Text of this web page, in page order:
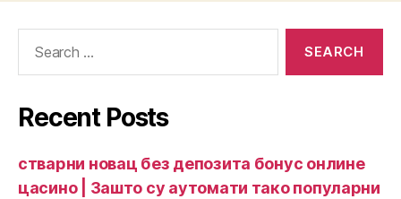
Recent Posts
стварни новац без депозита бонус онлине
цасино | Зашто су аутомати тако популарни